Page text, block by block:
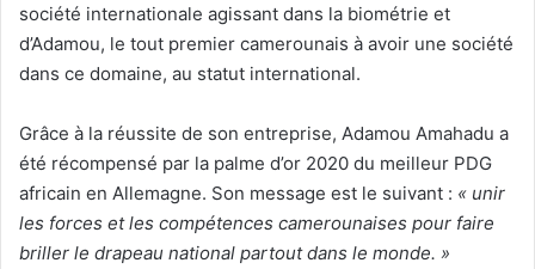
société internationale agissant dans la biométrie et
d’Adamou, le tout premier camerounais à avoir une société
dans ce domaine, au statut international.
Grâce à la réussite de son entreprise, Adamou Amahadu a
été récompensé par la palme d’or 2020 du meilleur PDG
africain en Allemagne. Son message est le suivant : « unir
les forces et les compétences camerounaises pour faire
briller le drapeau national partout dans le monde. »